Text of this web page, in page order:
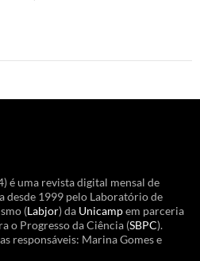
é uma revista digital mensal de
1999 pelo Laboratório de
(Labjor) da Unicampem parceria
o Progresso da Ciência (SBPC).
responsáveis: Marina Gomes e